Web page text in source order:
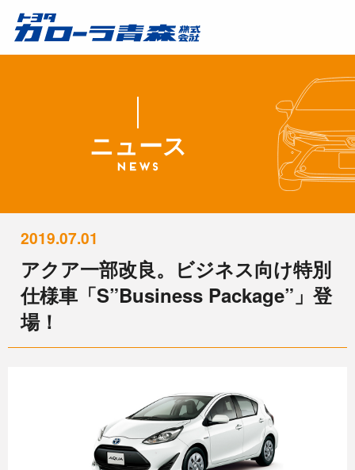
ニュース
2019.07.01
アクア一部改良。ビジネス向け特別
仕様車「S”Business Package”」登
場！